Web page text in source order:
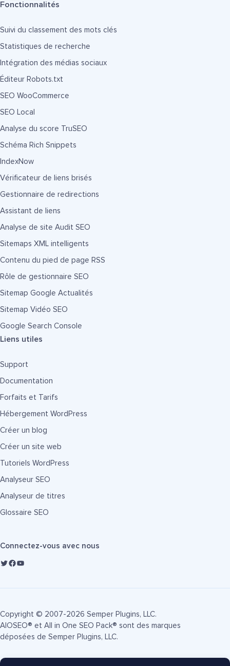
Fonctionnalités
Suivi du classement des mots clés
Statistiques de recherche
Intégration des médias sociaux
Éditeur Robots.txt
SEO WooCommerce
SEO Local
Analyse du score TruSEO
Schéma Rich Snippets
IndexNow
Vérificateur de liens brisés
Gestionnaire de redirections
Assistant de liens
Analyse de site Audit SEO
Sitemaps XML intelligents
Contenu du pied de page RSS
Rôle de gestionnaire SEO
Sitemap Google Actualités
Sitemap Vidéo SEO
Google Search Console
Liens utiles
Support
Documentation
Forfaits et Tarifs
Hébergement WordPress
Créer un blog
Créer un site web
Tutoriels WordPress
Analyseur SEO
Analyseur de titres
Glossaire SEO
Connectez-vous avec nous
Copyright © 2007-2026 Semper Plugins, LLC.
AIOSEO® et All in One SEO Pack® sont des marques
déposées de Semper Plugins, LLC.
Conditions d'utilisation